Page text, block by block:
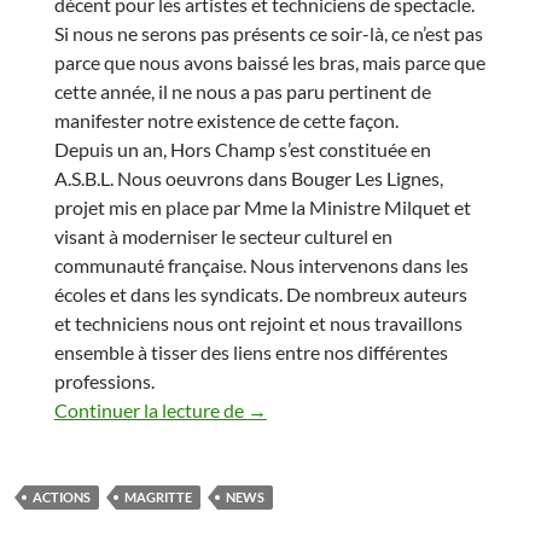
Si nous ne serons pas présents ce soir-là, ce n’est pas
parce que nous avons baissé les bras, mais parce que
cette année, il ne nous a pas paru pertinent de
manifester notre existence de cette façon.
Depuis un an, Hors Champ s’est constituée en
A.S.B.L. Nous oeuvrons dans Bouger Les Lignes,
projet mis en place par Mme la Ministre Milquet et
visant à moderniser le secteur culturel en
communauté française. Nous intervenons dans les
écoles et dans les syndicats. De nombreux auteurs
et techniciens nous ont rejoint et nous travaillons
ensemble à tisser des liens entre nos différentes
professions.
Continuer la lecture de Lettre aux nommés des Magritte
→
ACTIONS MAGRITTE NEWS